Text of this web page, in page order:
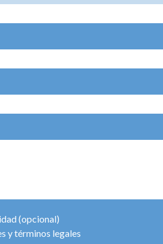
(opcional)
y términos legales